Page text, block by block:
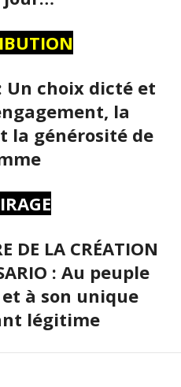
: Un choix dicté et
la
la générosité de
DE LA CRÉATION
: Au peuple
à son unique
légitime